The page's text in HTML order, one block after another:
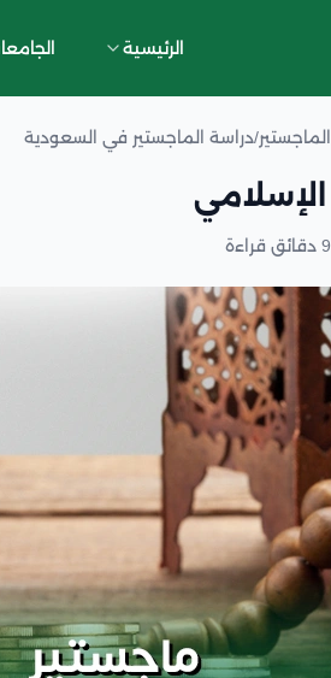
الرئيسية
/دراسة الماجستير في السعودية
9 دقائق قراءة